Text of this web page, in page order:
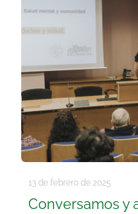
Buscar:
13 de febrero de 2025
Conversamos y